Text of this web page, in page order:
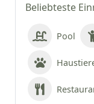
Beliebteste
Pool